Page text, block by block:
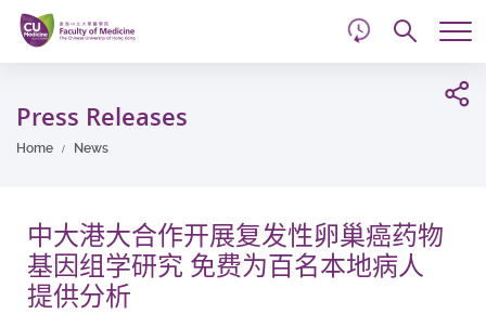
Skip
main
content
Press Releases
Home News
中大港大合作开展复发性卵巢癌药物
基因组学研究 免费为百名本地病人
提供分析